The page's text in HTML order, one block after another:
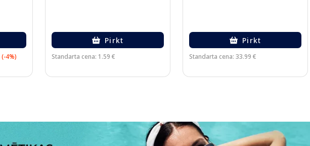
(-4%)
Pirkt
Standarta cena: 1.59 €
Pirkt
Standarta cena: 33.99 €